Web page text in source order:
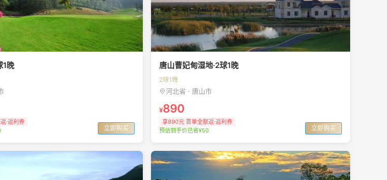
1晚
·返利券
立即购买
唐山曹妃甸湿地·2球1晚
2球1晚
河北省 · 唐山市
¥890
享890元 首单全额返·返利券
预估到手价已省¥50
立即购买